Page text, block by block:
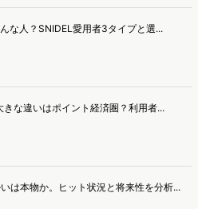
な人？SNIDEL愛用者3タイプと選...
な違いはポイント経済圏？利用者...
は本物か。ヒット状況と将来性を分析...